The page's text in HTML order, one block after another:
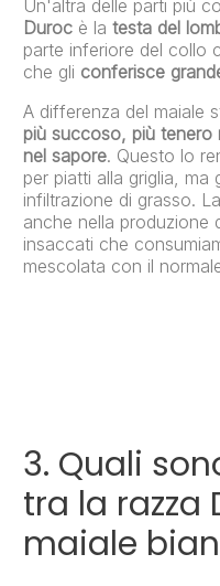
Un'altra delle parti più
Duroc è la testa del
parte inferiore del collo
che gli conferisce
A differenza del maiale
più succoso, più tenero
nel sapore. Questo lo
per piatti alla griglia, ma
infiltrazione di grasso.
anche nella produzione
insaccati che
mescolata con il
3. Quali
tra la razza
maiale